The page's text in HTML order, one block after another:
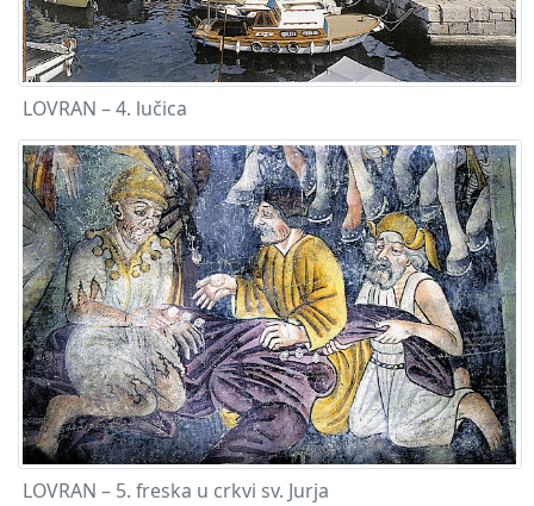
LOVRAN – 4. lučica
LOVRAN – 5. freska u crkvi sv. Jurja